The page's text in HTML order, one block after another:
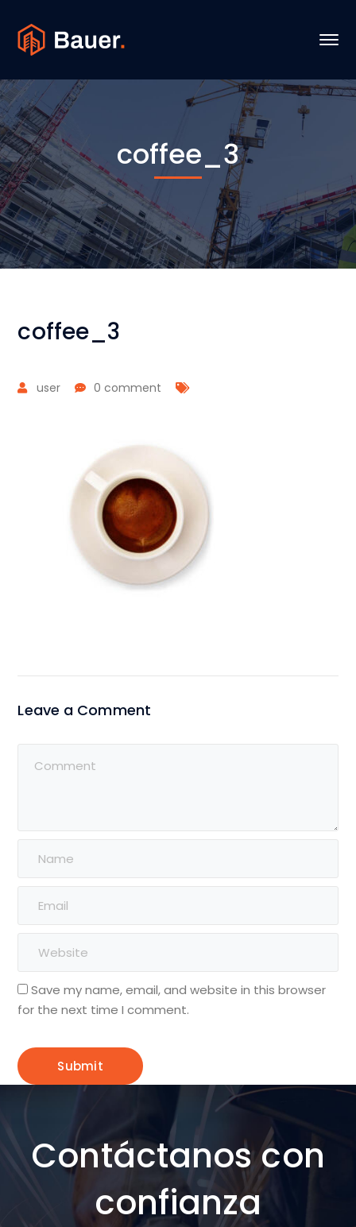
coffee_3
coffee_3
user 0 comment
Leave a Comment
Save my name, email, and website in this browser
for the next time I comment.
Contáctanos con
confianza